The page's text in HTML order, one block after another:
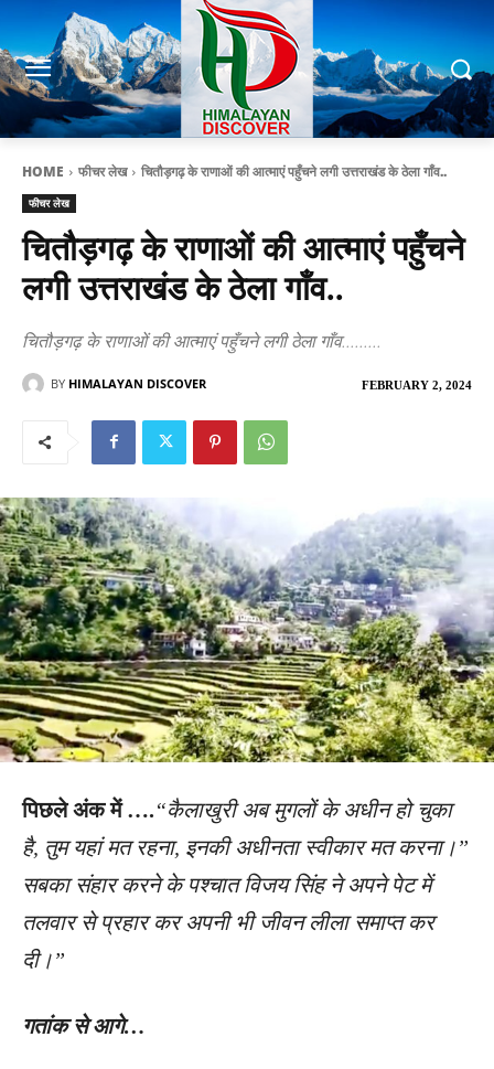
HOME फीचर लेख चितौड़गढ़ के राणाओं की आत्माएं पहुँचने लगी उत्तराखंड के ठेला गाँव..
फीचर लेख
चितौड़गढ़ के राणाओं की आत्माएं पहुँचने
लगी उत्तराखंड के ठेला गाँव..
चितौड़गढ़ के राणाओं की आत्माएं पहुँचने लगी ठेला गाँव.........
FEBRUARY 2, 2024
BY HIMALAYAN DISCOVER
पिछले अंक में ….“कैलाखुरी अब मुगलों के अधीन हो चुका
है, तुम यहां मत रहना, इनकी अधीनता स्वीकार मत करना।”
सबका संहार करने के पश्चात विजय सिंह ने अपने पेट में
तलवार से प्रहार कर अपनी भी जीवन लीला समाप्त कर
दी।”
गतांक से आगे…